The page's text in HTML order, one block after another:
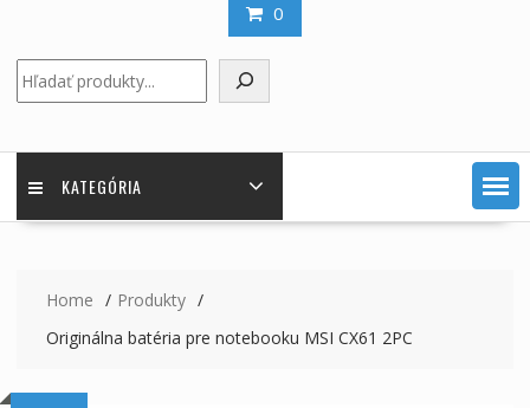
0
KATEGÓRIA
Home
Produkty
Originálna batéria pre notebooku MSI CX61 2PC